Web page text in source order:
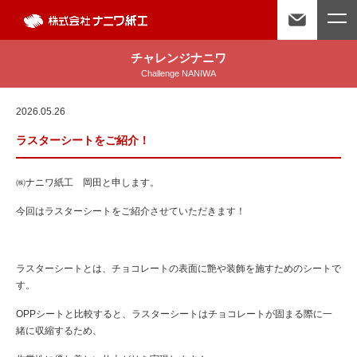
チャレンジナニワ
Challenge NANIWA
2026.05.26
ラスターシートをご紹介！
㈱ナニワ紙工 岡田と申します。
今回はラスターシートをご紹介させていただきます！
ラスターシートとは、チョコレートの表面に艶や装飾を施すためのシートで
す。
OPPシートと比較すると、ラスターシートはチョコレートが固まる際に一
緒に収縮するため、